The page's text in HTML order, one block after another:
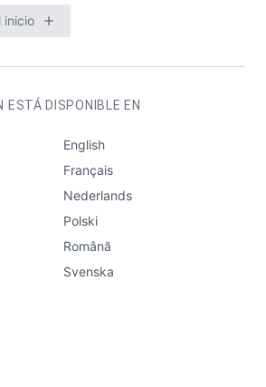
inicio
ESTÁ DISPONIBLE EN
English
Français
Nederlands
Polski
Română
Svenska